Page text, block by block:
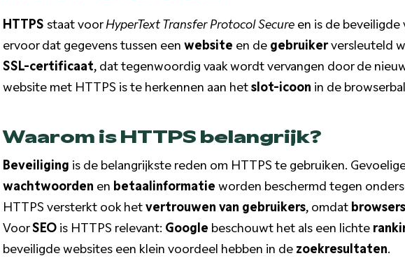
HTTPS staat voorHyperText Transfer Protocol Secureen is de beveiligde
ervoor dat gegevens tussen eenwebsite en degebruikerversleuteld
SSL-certificaat, dat tegenwoordig vaak wordt vervangen door de
website met HTTPS is te herkennen aan hetslot-icoon in de
Waarom is HTTPS belangrijk?
Beveiliging is de belangrijkste reden om HTTPS te gebruiken.
wachtwoorden en betaalinformatieworden beschermd tegen
HTTPS versterkt ook hetvertrouwen van gebruikers, omdatbrowsers
VoorSEOis HTTPS relevant: Google beschouwt het als een lichte
beveiligde websites een klein voordeel hebben in dezoekresultaten.